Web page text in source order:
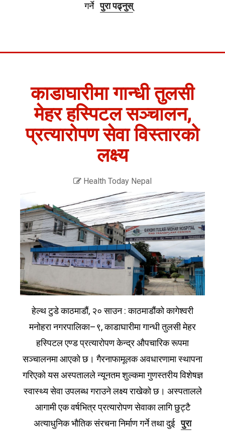
गर्नेपुरा पढ्नुस्
काडाघारीमा गान्धी तुलसी
मेहर हस्पिटल सञ्चालन,
प्रत्यारोपण सेवा विस्तारको
लक्ष्य
Health Today Nepal
हेल्थ टुडे काठमाडौं, २० साउन : काठमाडौंको कागेश्वरी
मनोहरा नगरपालिका–९, काडाघारीमा गान्धी तुलसी मेहर
हस्पिटल एण्ड प्रत्यारोपण केन्द्र औपचारिक रूपमा
सञ्चालनमा आएको छ। गैरनाफामूलक अवधारणामा स्थापना
गरिएको यस अस्पतालले न्यूनतम शुल्कमा गुणस्तरीय विशेषज्ञ
स्वास्थ्य सेवा उपलब्ध गराउने लक्ष्य राखेको छ। अस्पतालले
आगामी एक वर्षभित्र प्रत्यारोपण सेवाका लागि छुट्टै
अत्याधुनिक भौतिक संरचना निर्माण गर्ने तथा दुईपुरा